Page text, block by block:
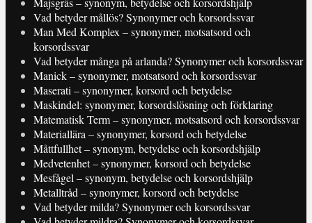
Vad betyder mållös? Synonymer och korsordssvar
Man Med Komplex – synonymer, motsatsord och
korsordssvar
Vad betyder många på arlanda? Synonymer och korsordssvar
Manick – synonymer, motsatsord och korsordssvar
Maserati – synonymer, korsord och betydelse
Maskindel: synonymer, korsordslösning och förklaring
Matematisk Term – synonymer, motsatsord och korsordssvar
Materiallära – synonymer, korsord och betydelse
Måttfullhet – synonym, betydelse och korsordshjälp
Medvetenhet – synonymer, korsord och betydelse
Mesfågel – synonym, betydelse och korsordshjälp
Metalltråd – synonymer, korsord och betydelse
Vad betyder milda? Synonymer och korsordssvar